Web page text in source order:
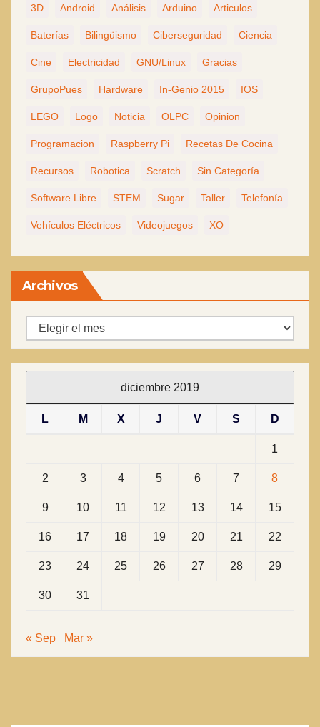
3D Android Análisis Arduino Articulos
Baterías Bilingüismo Ciberseguridad Ciencia
Cine Electricidad GNU/Linux Gracias
GrupoPues Hardware In-Genio 2015 IOS
LEGO Logo Noticia OLPC Opinion
Programacion Raspberry Pi Recetas De Cocina
Recursos Robotica Scratch Sin Categoría
Software Libre STEM Sugar Taller Telefonía
Vehículos Eléctricos Videojuegos XO
Archivos
Archivos
diciembre 2019
L M X J V S D
1
2 3 4 5 6 7 8
9 10 11 12 13 14 15
16 17 18 19 20 21 22
23 24 25 26 27 28 29
30 31
« Sep Mar »